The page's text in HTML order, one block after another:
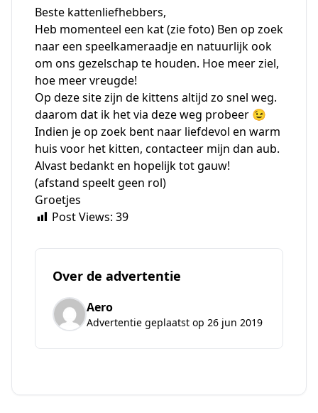
Beste kattenliefhebbers,
Heb momenteel een kat (zie foto) Ben op zoek
naar een speelkameraadje en natuurlijk ook
om ons gezelschap te houden. Hoe meer ziel,
hoe meer vreugde!
Op deze site zijn de kittens altijd zo snel weg.
daarom dat ik het via deze weg probeer 😉
Indien je op zoek bent naar liefdevol en warm
huis voor het kitten, contacteer mijn dan aub.
Alvast bedankt en hopelijk tot gauw!
(afstand speelt geen rol)
Groetjes
Post Views: 39
Over de advertentie
Aero
Advertentie geplaatst op 26 jun 2019